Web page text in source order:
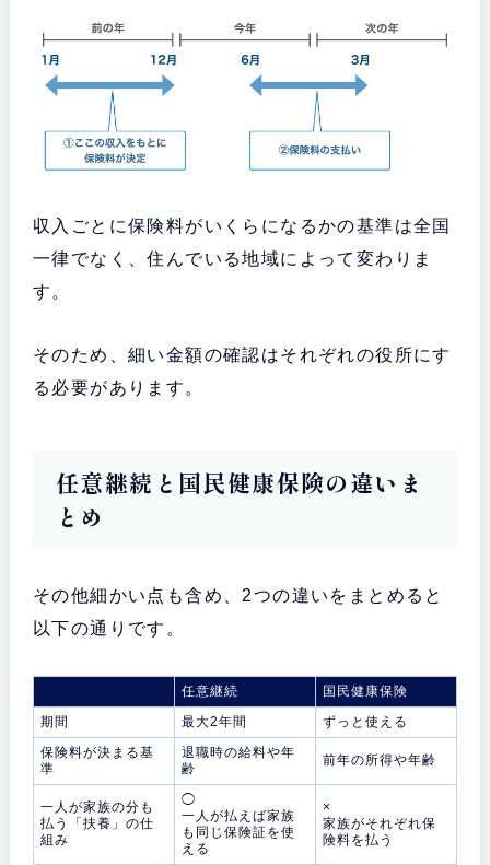
収入ごとに保険料がいくらになるかの基準は全国
一律でなく、住んでいる地域によって変わりま
す。
そのため、細い金額の確認はそれぞれの役所にす
る必要があります。
任意継続と国民健康保険の違いま
とめ
その他細かい点も含め、2つの違いをまとめると
以下の通りです。
任意継続
国民健康保険
期間
最大2年間
ずっと使える
保険料が決まる基
準
退職時の給料や年
齢
前年の所得や年齢
一人が家族の分も
払う「扶養」の仕
組み
◯
一人が払えば家族
も同じ保険証を使
える
×
家族がそれぞれ保
険料を払う